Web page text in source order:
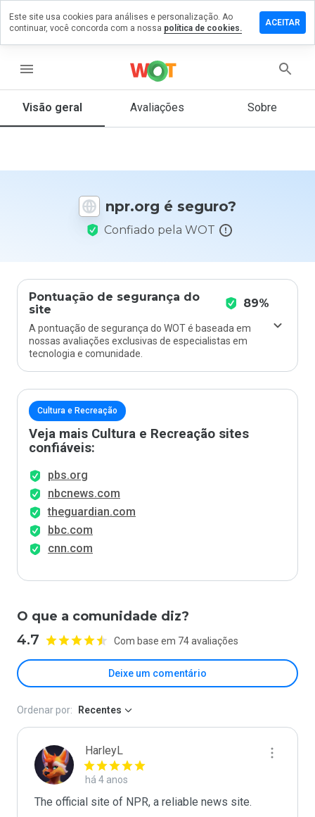
menu
Visão geral Avaliações Sobre
npr.org é seguro?
Confiado pela WOT
Pontuação de segurança do
site
89%
A pontuação de segurança do WOT é baseada em
nossas avaliações exclusivas de especialistas em
tecnologia e comunidade.
Cultura e Recreação
Veja mais Cultura e Recreação sites
confiáveis:
pbs.org
nbcnews.com
theguardian.com
bbc.com
cnn.com
O que a comunidade diz?
4.7 Com base em 74 avaliações
Deixe um comentário
um
npr.org
De 1
nota
Ordenar por: Recentes
HarleyL
há 4 anos
The official site of NPR, a reliable news site.
Este site usa cookies para análises e personalização. Ao
continuar, você concorda com a nossa política de cookies.
ACEITAR